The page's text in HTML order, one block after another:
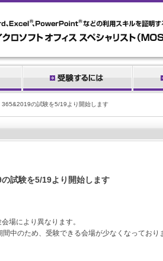
365&2019の試験を5/19より開始します
試験を5/19より開始します
場により異なります。
のため、受験できる会場が少なくなっており